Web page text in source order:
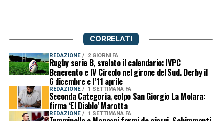
CORRELATI
REDAZIONE 2 GIORNI FA
Rugby serie B, svelato il calendario: IVPC
Benevento e IV Circolo nel girone del Sud. Derby il
6 dicembre e l’11 aprile
REDAZIONE 1 SETTIMANA FA
Seconda Categoria, colpo San Giorgio La Molara:
firma ‘El Diablo’ Marotta
REDAZIONE 1 SETTIMANA FA